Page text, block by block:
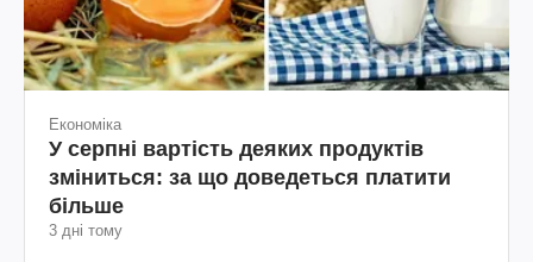
Економіка
У серпні вартість деяких продуктів
зміниться: за що доведеться платити
більше
3 дні тому